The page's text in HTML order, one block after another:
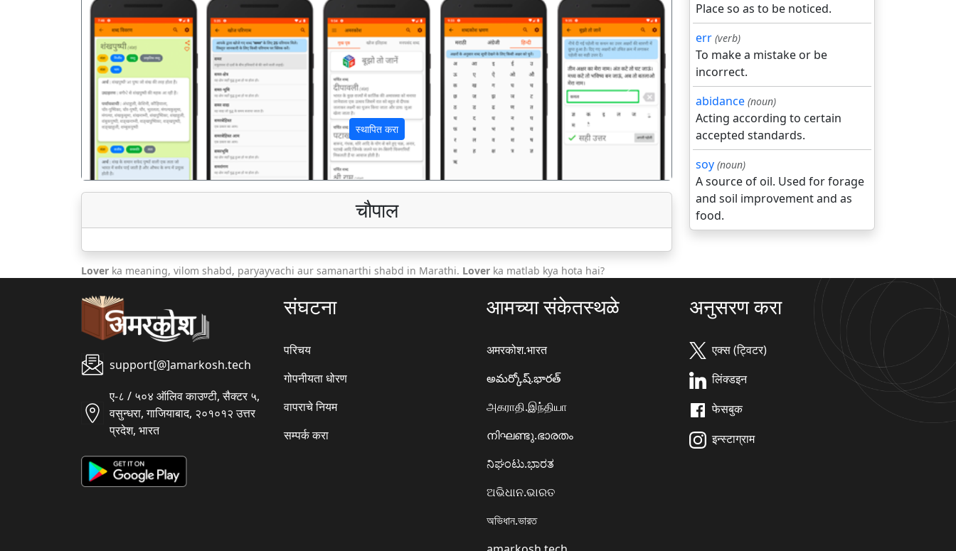
स्थापित करा
पिछला अगला
चौपाल
Place so as to be noticed.
err (verb)
To make a mistake or be
incorrect.
abidance (noun)
Acting according to certain
accepted standards.
soy (noun)
A source of oil. Used for forage
and soil improvement and as
food.
Lover ka meaning, vilom shabd, paryayvachi aur samanarthi shabd in Marathi. Lover ka matlab kya hota hai?
support[@]amarkosh.tech
ए-८ / ५०४ ऑलिव काउण्टी, सैक्टर ५,
वसुन्धरा, गाजियाबाद, २०१०१२ उत्तर
प्रदेश, भारत
संघटना
परिचय
गोपनीयता धोरण
वापराचे नियम
सम्पर्क करा
आमच्या संकेतस्थळे
अमरकोश.भारत
అమర్కోష్.భారత్
அகராதி.இந்தியா
നിഘണ്ടു.ഭാരതം
ನಿಘಂಟು.ಭಾರತ
ଅଭିଧାନ.ଭାରତ
অভিধান.ভারত
अनुसरण करा
एक्स (ट्विटर)
लिंक्डइन
फेसबुक
इन्स्टाग्राम